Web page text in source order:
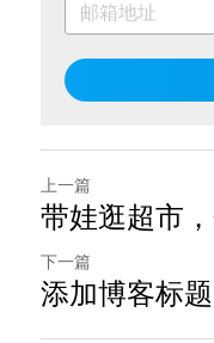
上一篇
带娃逛超市
下一篇
添加博客标题